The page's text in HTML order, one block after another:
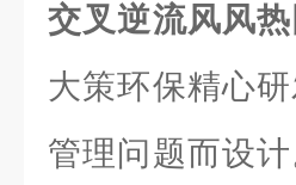
交叉逆流风风
大策环保精心
管理问题而设